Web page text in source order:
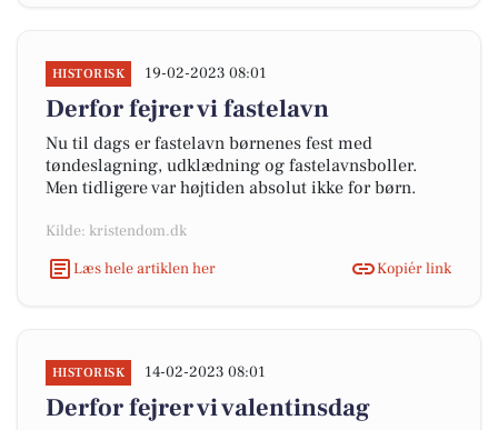
HISTORISK 19-02-2023 08:01
Derfor fejrer vi fastelavn
Nu til dags er fastelavn børnenes fest med
tøndeslagning, udklædning og fastelavnsboller.
Men tidligere var højtiden absolut ikke for børn.
Kilde: kristendom.dk
Læs hele artiklen her
Kopiér link
HISTORISK 14-02-2023 08:01
Derfor fejrer vi valentinsdag